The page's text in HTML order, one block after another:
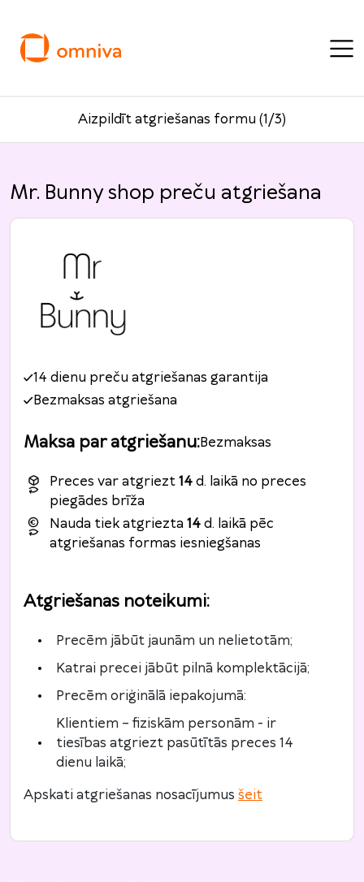
Aizpildīt atgriešanas formu (1/3)
Mr. Bunny shop preču atgriešana
14 dienu preču atgriešanas garantija
Bezmaksas atgriešana
Maksa par atgriešanu:Bezmaksas
Preces var atgriezt14d. laikā no preces
piegādes brīža
Nauda tiek atgriezta 14d. laikā pēc
atgriešanas formas iesniegšanas
Atgriešanas noteikumi:
Precēm jābūt jaunām un nelietotām;
Katrai precei jābūt pilnā komplektācijā;
Precēm oriģinālā iepakojumā:
Klientiem – fiziskām personām - ir
tiesības atgriezt pasūtītās preces 14
dienu laikā;
Apskati atgriešanas nosacījumus šeit